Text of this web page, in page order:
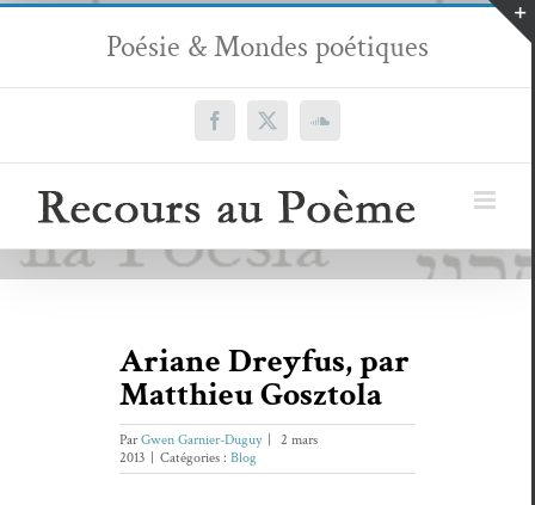
Passer
contenu
Poésie & Mondes poétiques
Facebook
X SoundCloud
Ariane Dreyfus, par
Matthieu Gosztola
ParGwen Garnier-Duguy
2 mars
2013
Catégories : Blog